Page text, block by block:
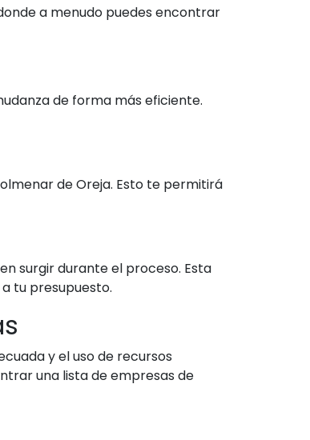
a menudo puedes encontrar
de forma más eficiente.
de Oreja. Esto te permitirá
surgir durante el proceso. Esta
tu presupuesto.
y el uso de recursos
una lista de empresas de